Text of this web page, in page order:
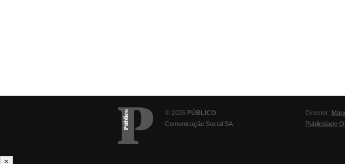
© 2026 PÚBLICO
Comunicação Social SA
Director:
Publicidade
×